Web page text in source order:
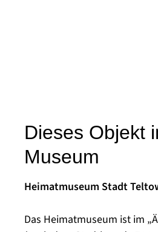
Dieses Objekt
Museum
Heimatmuseum Stadt
Das Heimatmuseum ist im